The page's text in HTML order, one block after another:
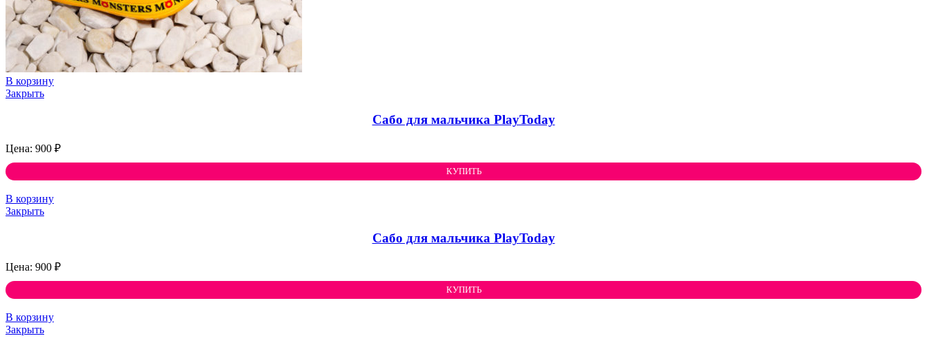
В корзину
Закрыть
Сабо для мальчика PlayToday
900 ₽
КУПИТЬ
В корзину
Закрыть
Сабо для мальчика PlayToday
900 ₽
КУПИТЬ
В корзину
Закрыть